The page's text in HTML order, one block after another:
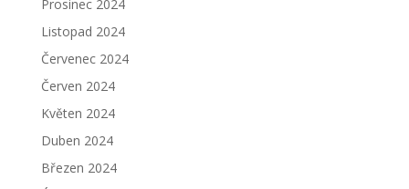
Prosinec 2024
Listopad 2024
Červenec 2024
Červen 2024
Květen 2024
Duben 2024
Březen 2024